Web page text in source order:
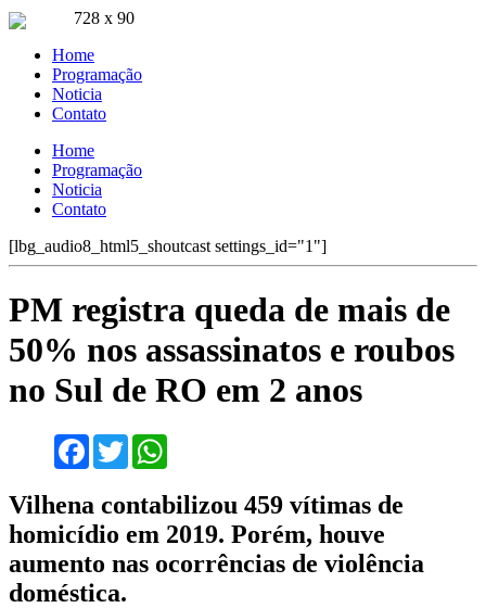
728 x 90
Home
Programação
Noticia
Contato
Home
Programação
Noticia
Contato
[lbg_audio8_html5_shoutcast settings_id="1"]
PM registra queda de mais de
50% nos assassinatos e roubos
no Sul de RO em 2 anos
Facebook
Twitter
Vilhena contabilizou 459 vítimas de
homicídio em 2019. Porém, houve
aumento nas ocorrências de violência
doméstica.